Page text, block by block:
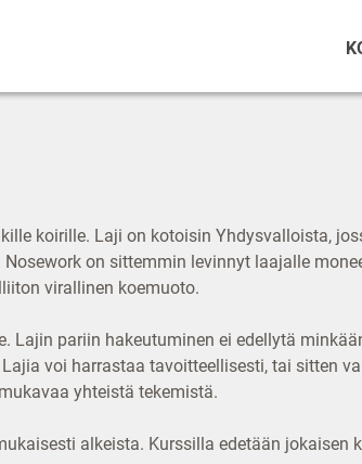
koirille. Laji on kotoisin Yhdysvalloista,
on sittemmin levinnyt laajalle
virallinen koemuoto.
Lajin pariin hakeutuminen ei edellytä
voi harrastaa tavoitteellisesti, tai sitten
yhteistä tekemistä.
alkeista. Kurssilla edetään jokaisen